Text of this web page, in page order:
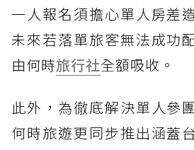
一人報名須擔心單人房差
未來若落單旅客無法成功
由何時旅行社全額吸收。
此外，為徹底解決單人參
何時旅遊更同步推出涵蓋